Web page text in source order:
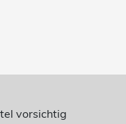
vorsichtig